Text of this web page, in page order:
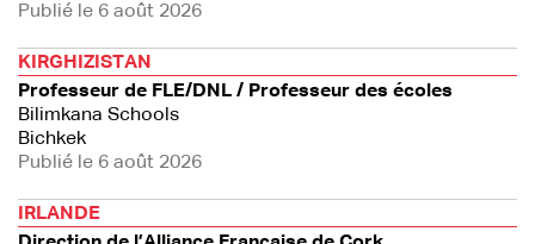
Publié le 6 août 2026
KIRGHIZISTAN
Professeur de FLE/DNL / Professeur des écoles
Bilimkana Schools
Bichkek
Publié le 6 août 2026
IRLANDE